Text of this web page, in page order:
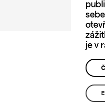
je v